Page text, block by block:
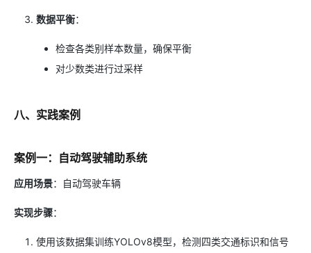
数据平衡：
检查各类别样本数量，确保平衡
对少数类进行过采样
八、实践案例
案例一：自动驾驶辅助系统
应用场景：自动驾驶车辆
实现步骤：
使用该数据集训练YOLOv8模型，检测四类交通标识和信号